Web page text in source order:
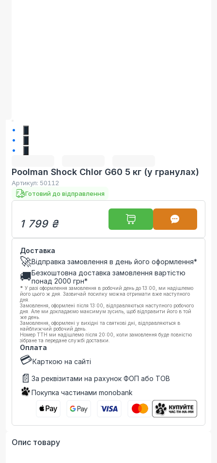
Poolman Shock Chlor G60 5 кг (у гранулах)
Артикул: 50112
Готовий до відправлення
1 799 ₴
Доставка
🚀Відправка замовлення в день його оформлення*
🚚Безкоштовна доставка замовлення вартістю
понад 2000 грн*
* У разі оформлення замовлення в робочий день до 13:00, ми надішлемо
його цього ж дня. Зазвичай посилку можна отримати вже наступного
дня.
Замовлення, оформлені після 13:00, відправляються наступного робочого
дня. Але ми докладаємо максимум зусиль, щоб відправити його в той
же день.
Замовлення, оформлені у вихідні та святкові дні, відправляються в
найближчий робочий день.
Номер ТТН ми надішлемо після 20:00, коли замовлення буде повністю
зібране та передане службі доставки.
Оплата
💳Карткою на сайті
📄 За реквізитами на рахунок ФОП або ТОВ
Покупка частинами monobank
Опис товару